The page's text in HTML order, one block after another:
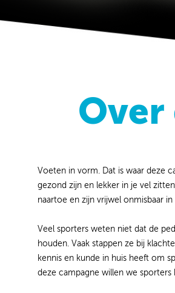
Over
Voeten in vorm. Dat is waar deze
gezond zijn en lekker in je vel
naartoe en zijn vrijwel onmisbaar
Veel sporters weten niet dat de
houden. Vaak stappen ze bij
kennis en kunde in huis heeft om
deze campagne willen we sporters